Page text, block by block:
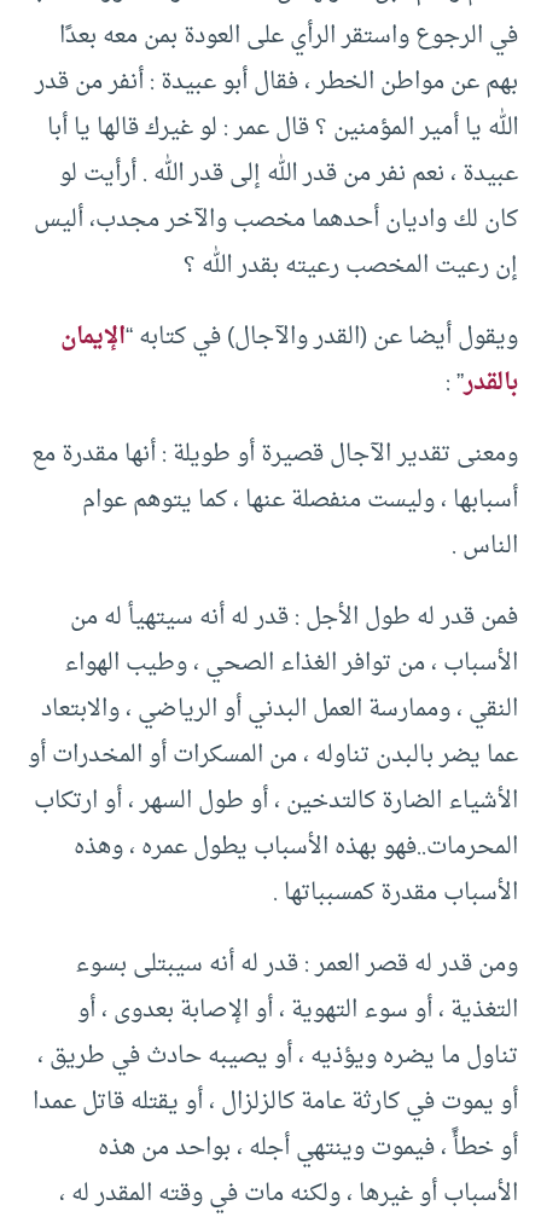
في الرجوع واستقر الرأي على العودة بمن معه بعدًا
بهم عن مواطن الخطر ، فقال أبو عبيدة : أنفر من قدر
الله يا أمير المؤمنين ؟ قال عمر : لو غيرك قالها يا أبا
عبيدة ، نعم نفر من قدر الله إلى قدر الله . أرأيت لو
كان لك واديان أحدهما مخصب والآخر مجدب، أليس
إن رعيت المخصب رعيته بقدر الله ؟
ويقول أيضا عن (القدر والآجال) في كتابه “الإيمان
بالقدر” :
ومعنى تقدير الآجال قصيرة أو طويلة : أنها مقدرة مع
أسبابها ، وليست منفصلة عنها ، كما يتوهم عوام
الناس .
فمن قدر له طول الأجل : قدر له أنه سيتهيأ له من
الأسباب ، من توافر الغذاء الصحي ، وطيب الهواء
النقي ، وممارسة العمل البدني أو الرياضي ، والابتعاد
عما يضر بالبدن تناوله ، من المسكرات أو المخدرات أو
الأشياء الضارة كالتدخين ، أو طول السهر ، أو ارتكاب
المحرمات..فهو بهذه الأسباب يطول عمره ، وهذه
الأسباب مقدرة كمسبباتها .
ومن قدر له قصر العمر : قدر له أنه سيبتلى بسوء
التغذية ، أو سوء التهوية ، أو الإصابة بعدوى ، أو
تناول ما يضره ويؤذيه ، أو يصيبه حادث في طريق ،
أو يموت في كارثة عامة كالزلزال ، أو يقتله قاتل عمدا
أو خطأً ، فيموت وينتهي أجله ، بواحد من هذه
الأسباب أو غيرها ، ولكنه مات في وقته المقدر له ،